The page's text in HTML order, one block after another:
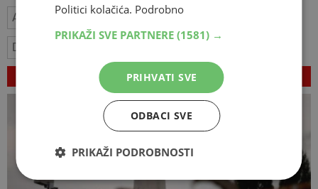
Aluminij Mostar solari aluminij dd
Danijel Bukovac
VEZANI ČLANCI
Politici kolačića. Podrobno
PRIKAŽI SVE PARTNERE (1581) →
PRIHVATI SVE
ODBACI SVE
PRIKAŽI PODROBNOSTI